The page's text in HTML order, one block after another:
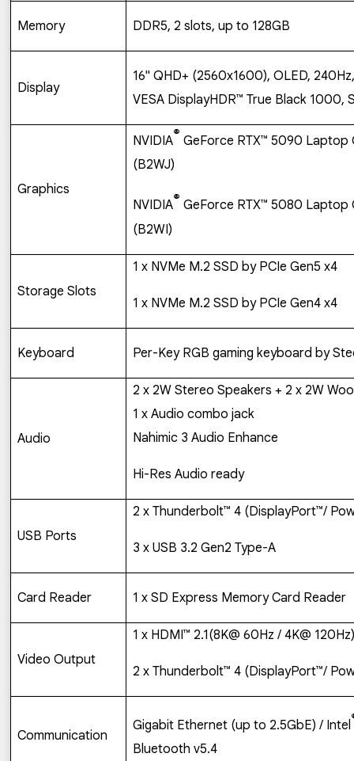
Memory DDR5, 2 slots, up to 128GB
Display
16" QHD+ (2560x1600), OLED,
VESA DisplayHDR™ True Black 1000,
Graphics
NVIDIA® GeForce RTX™ 5090 Laptop
(B2WJ)
NVIDIA® GeForce RTX™ 5080 Laptop
(B2WI)
Storage Slots
1 x NVMe M.2 SSD by PCIe Gen5 x4
1 x NVMe M.2 SSD by PCIe Gen4 x4
Keyboard Per-Key RGB gaming keyboard by
Audio
2 x 2WStereo Speakers + 2 x 2W
1 x Audio combo jack
Nahimic 3 Audio Enhance
Hi-Res Audio ready
USB Ports
2 x Thunderbolt™ 4 (DisplayPort™/
3 x USB 3.2 Gen2 Type-A
Card Reader 1 x SD Express Memory Card Reader
Video Output
1 x HDMI™ 2.1(8K@ 60Hz / 4K@ 120Hz)
2 x Thunderbolt™ 4 (DisplayPort™/
Communication
Gigabit Ethernet (up to 2.5GbE) / Intel
Bluetooth v5.4